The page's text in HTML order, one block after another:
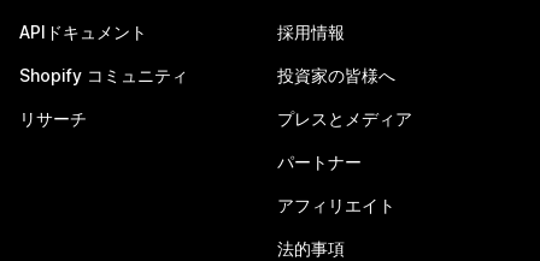
APIドキュメント
Shopify コミュニティ
リサーチ
採用情報
投資家の皆様へ
プレスとメディア
パートナー
アフィリエイト
法的事項